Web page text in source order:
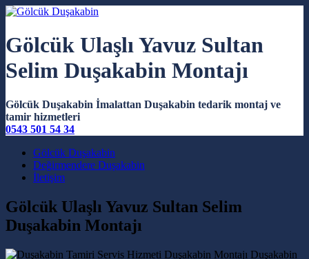
Gölcük Ulaşlı Yavuz Sultan
Selim Duşakabin Montajı
Gölcük Duşakabin İmalattan Duşakabin tedarik montaj ve
tamir hizmetleri
0543 501 54 34
Main Navigation
Gölcük Duşakabin
Değirmendere Duşakabin
İletişim
Gölcük Ulaşlı Yavuz Sultan Selim
Duşakabin Montajı